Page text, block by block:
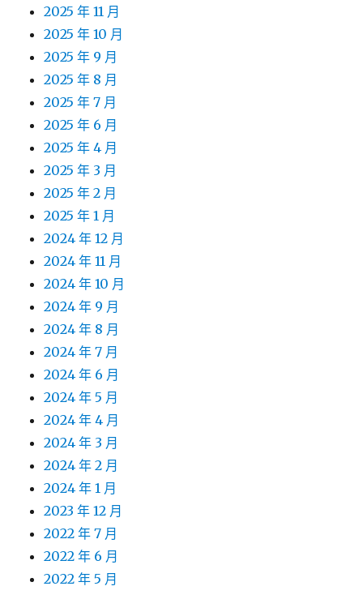
2025 年 11 月
2025 年 10 月
2025 年 9 月
2025 年 8 月
2025 年 7 月
2025 年 6 月
2025 年 4 月
2025 年 3 月
2025 年 2 月
2025 年 1 月
2024 年 12 月
2024 年 11 月
2024 年 10 月
2024 年 9 月
2024 年 8 月
2024 年 7 月
2024 年 6 月
2024 年 5 月
2024 年 4 月
2024 年 3 月
2024 年 2 月
2024 年 1 月
2023 年 12 月
2022 年 7 月
2022 年 6 月
2022 年 5 月